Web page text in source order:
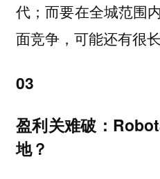
代；而要在全城范围
面竞争，可能还有很
03
盈利关难破：
地？